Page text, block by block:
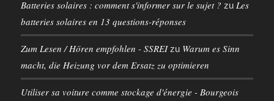
Batteries solaires : comment s'informer sur le sujet ? zu Les
batteries solaires en 13 questions-réponses
Zum Lesen / Hören empfohlen - SSREIzu Warum es Sinn
macht, die Heizung vor dem Ersatz zu optimieren
Utiliser sa voiture comme stockage d'énergie - Bourgeois